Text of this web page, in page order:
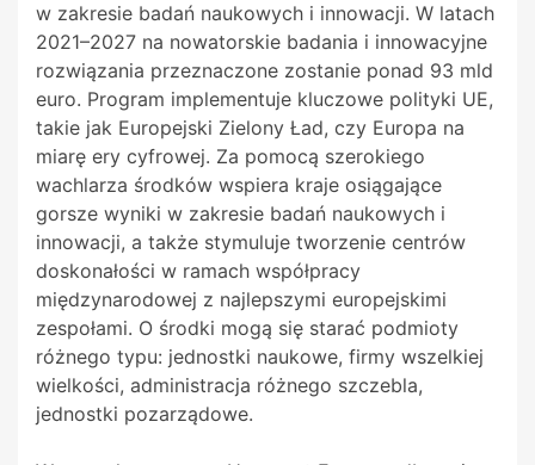
w zakresie badań naukowych i innowacji. W latach
2021–2027 na nowatorskie badania i innowacyjne
rozwiązania przeznaczone zostanie ponad 93 mld
euro. Program implementuje kluczowe polityki UE,
takie jak Europejski Zielony Ład, czy Europa na
miarę ery cyfrowej. Za pomocą szerokiego
wachlarza środków wspiera kraje osiągające
gorsze wyniki w zakresie badań naukowych i
innowacji, a także stymuluje tworzenie centrów
doskonałości w ramach współpracy
międzynarodowej z najlepszymi europejskimi
zespołami. O środki mogą się starać podmioty
różnego typu: jednostki naukowe, firmy wszelkiej
wielkości, administracja różnego szczebla,
jednostki pozarządowe.